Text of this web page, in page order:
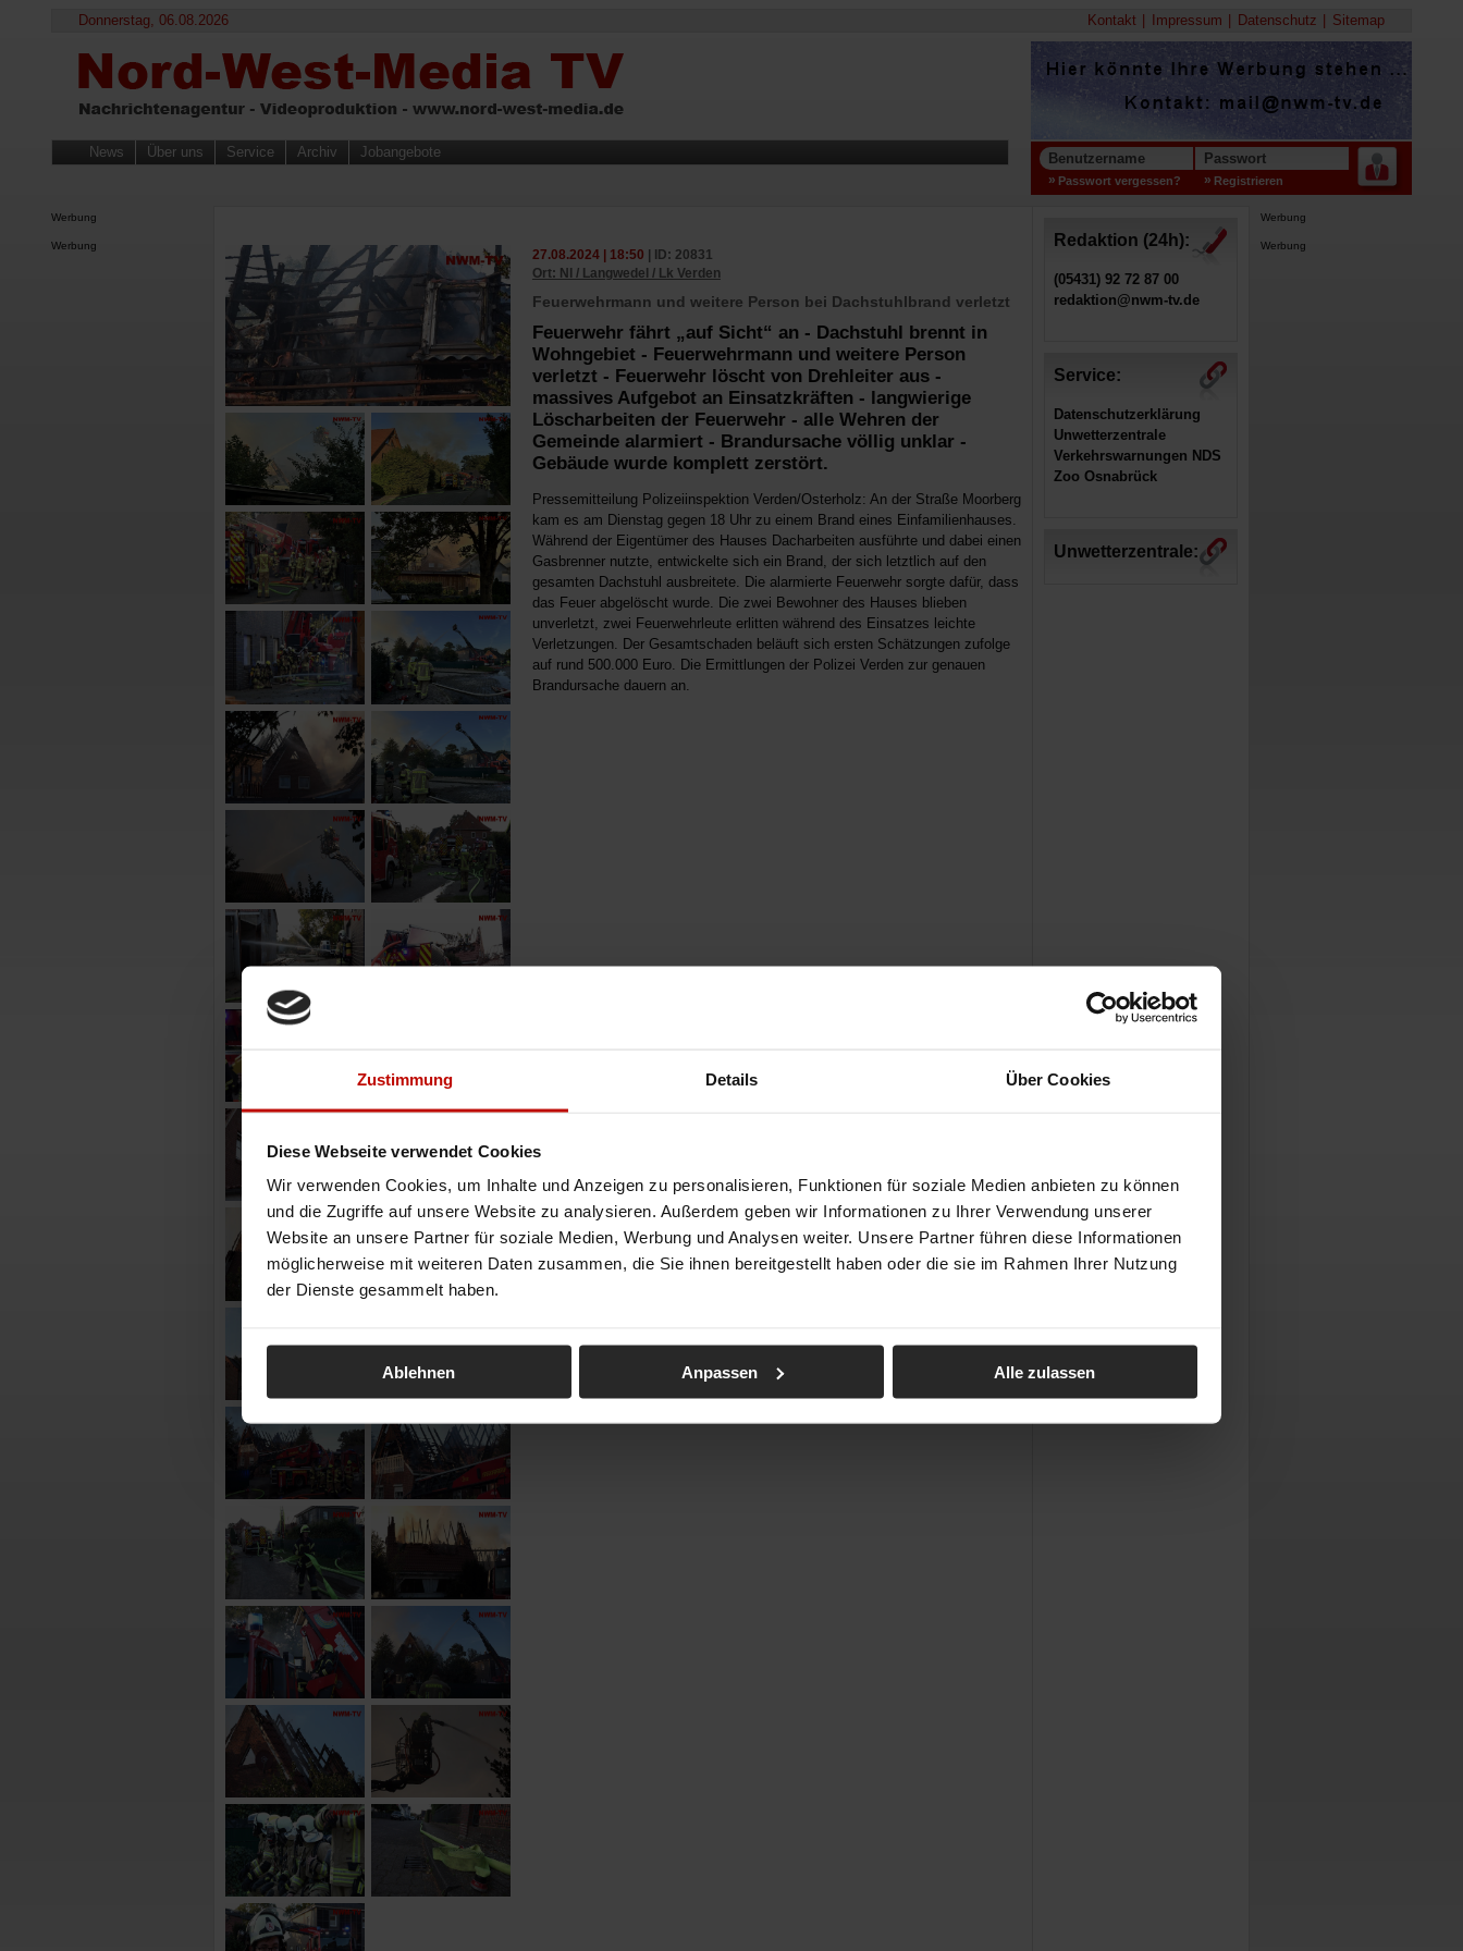
Zustimmung Details Über Cookies
Diese Webseite verwendet Cookies
Wir verwenden Cookies, um Inhalte und Anzeigen zu personalisieren, Funktionen für soziale Medien anbieten zu können
und die Zugriffe auf unsere Website zu analysieren. Außerdem geben wir Informationen zu Ihrer Verwendung unserer
Website an unsere Partner für soziale Medien, Werbung und Analysen weiter. Unsere Partner führen diese Informationen
möglicherweise mit weiteren Daten zusammen, die Sie ihnen bereitgestellt haben oder die sie im Rahmen Ihrer Nutzung
der Dienste gesammelt haben.
Ablehnen Anpassen Alle zulassen
Donnerstag, 06.08.2026 Kontakt Impressum Datenschutz Sitemap
News Über uns Service Archiv Jobangebote Benutzername Passwort
Passwort vergessen? Registrieren
Werbung
Werbung
27.08.2024 | 18:50 | ID: 20831
Ort: NI / Langwedel / Lk Verden
Feuerwehrmann und weitere Person bei Dachstuhlbrand verletzt
Feuerwehr fährt „auf Sicht“ an - Dachstuhl brennt in
Wohngebiet - Feuerwehrmann und weitere Person
verletzt - Feuerwehr löscht von Drehleiter aus -
massives Aufgebot an Einsatzkräften - langwierige
Löscharbeiten der Feuerwehr - alle Wehren der
Gemeinde alarmiert - Brandursache völlig unklar -
Gebäude wurde komplett zerstört.
Pressemitteilung Polizeiinspektion Verden/Osterholz: An der Straße Moorberg
kam es am Dienstag gegen 18 Uhr zu einem Brand eines Einfamilienhauses.
Während der Eigentümer des Hauses Dacharbeiten ausführte und dabei einen
Gasbrenner nutzte, entwickelte sich ein Brand, der sich letztlich auf den
gesamten Dachstuhl ausbreitete. Die alarmierte Feuerwehr sorgte dafür, dass
das Feuer abgelöscht wurde. Die zwei Bewohner des Hauses blieben
unverletzt, zwei Feuerwehrleute erlitten während des Einsatzes leichte
Verletzungen. Der Gesamtschaden beläuft sich ersten Schätzungen zufolge
auf rund 500.000 Euro. Die Ermittlungen der Polizei Verden zur genauen
Brandursache dauern an.
Redaktion (24h):
(05431) 92 72 87 00
redaktion@nwm-tv.de
Service:
Datenschutzerklärung
Unwetterzentrale
Verkehrswarnungen NDS
Zoo Osnabrück
Unwetterzentrale:
Werbung
Werbung